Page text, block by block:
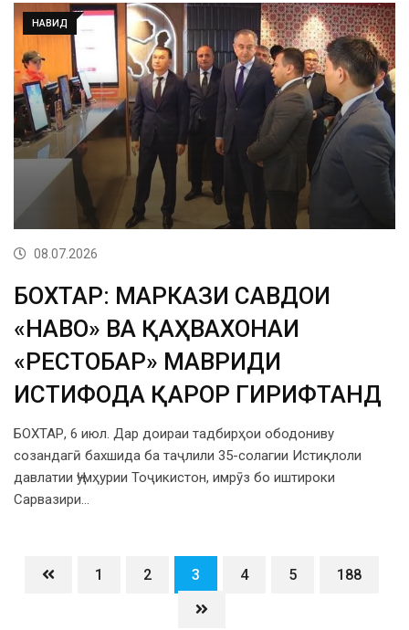
НАВИД
08.07.2026
БОХТАР: МАРКАЗИ САВДОИ
«НАВО» ВА ҚАҲВАХОНАИ
«РЕСТОБАР» МАВРИДИ
ИСТИФОДА ҚАРОР ГИРИФТАНД
БОХТАР, 6 июл. Дар доираи тадбирҳои ободониву
созандагӣ бахшида ба таҷлили 35-солагии Истиқлоли
давлатии Ҷумҳурии Тоҷикистон, имрӯз бо иштироки
Сарвазири…
1 2 3 4 5 188